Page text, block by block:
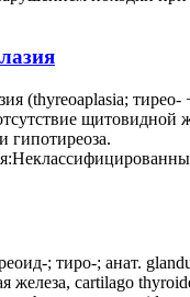
(thyreoaplasia; тирео-
щитовидной
гипотиреоза.
; тиро-; анат.
железа, cartilago